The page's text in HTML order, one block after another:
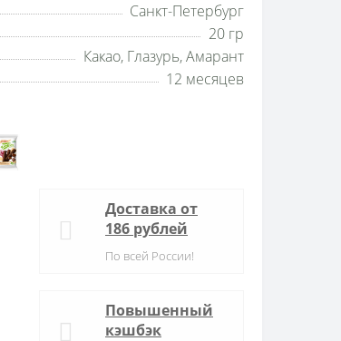
Санкт-Петербург
20 гр
Какао, Глазурь, Амарант
12 месяцев
Доставка от
186 рублей
По всей России!
Повышенный
кэшбэк